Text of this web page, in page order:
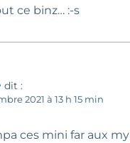
ce binz… :-s
dit :
2021 à 13 h 15 min
ces mini far aux